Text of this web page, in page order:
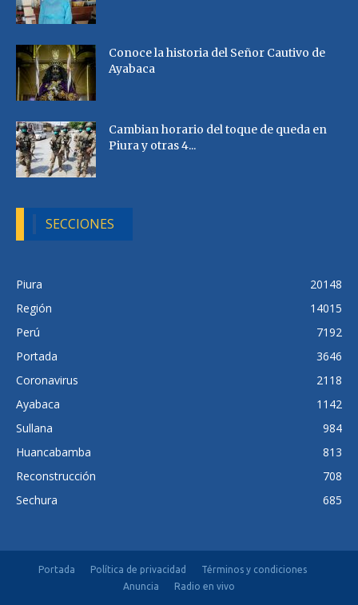
Conoce la historia del Señor Cautivo de
Ayabaca
Cambian horario del toque de queda en
Piura y otras 4...
SECCIONES
Piura
20148
Región
14015
Perú
7192
Portada
3646
Coronavirus
2118
Ayabaca
1142
Sullana
984
Huancabamba
813
Reconstrucción
708
Sechura
685
Portada Política de privacidad
Términos y condiciones
Anuncia
Radio en vivo